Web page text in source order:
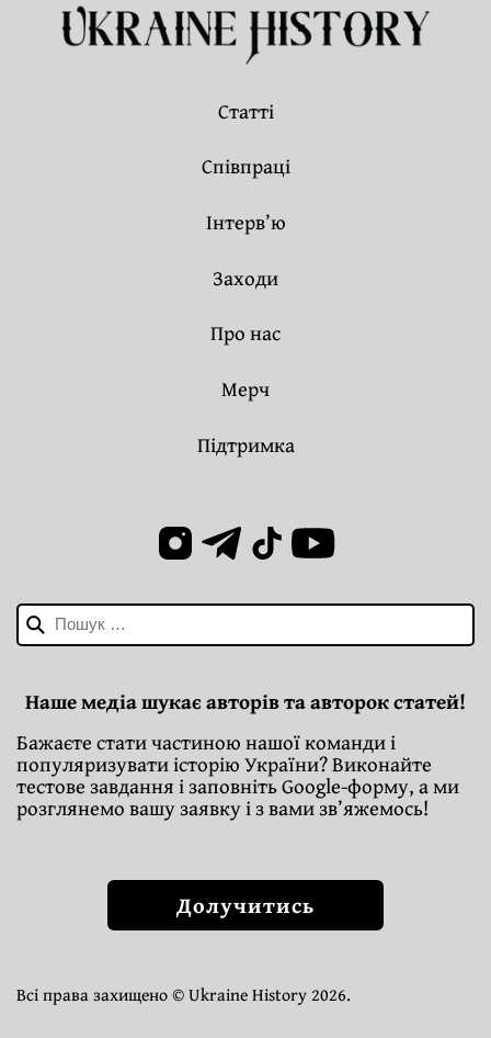
Пошук:
Статті
Співпраці
Інтерв’ю
Заходи
Про нас
Мерч
Підтримка
Наше медіа шукає авторів та авторок статей!
Бажаєте стати частиною нашої команди і
популяризувати історію України? Виконайте
тестове завдання і заповніть Google-форму, а ми
розглянемо вашу заявку і з вами зв’яжемось!
Долучитись
Всі права захищено © Ukraine History 2026.